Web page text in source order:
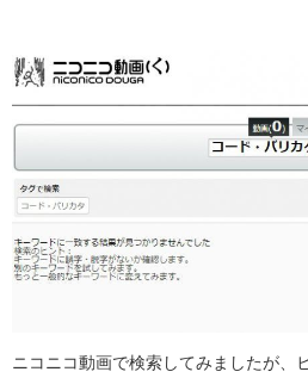
ニコニコ動画で検索してみましたが、